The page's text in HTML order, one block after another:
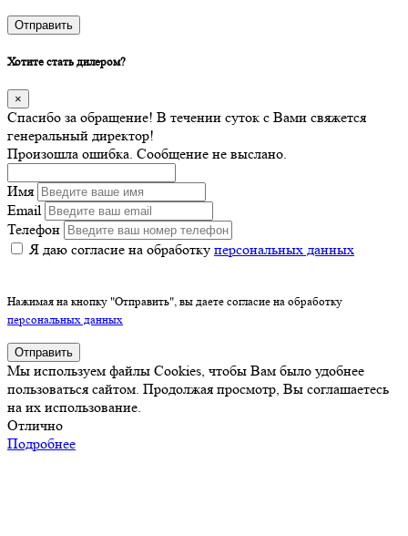
Отправить
Хотите стать дилером?
×
Спасибо за обращение! В течении суток с Вами свяжется
генеральный директор!
Произошла ошибка. Сообщение не выслано.
Имя
Email
Телефон
Я даю согласие на обработку персональных данных
Нажимая на кнопку "Отправить", вы даете согласие на обработку
персональных данных
Отправить
Мы используем файлы Cookies, чтобы Вам было удобнее
пользоваться сайтом. Продолжая просмотр, Вы соглашаетесь
на их использование.
Отлично
Подробнее